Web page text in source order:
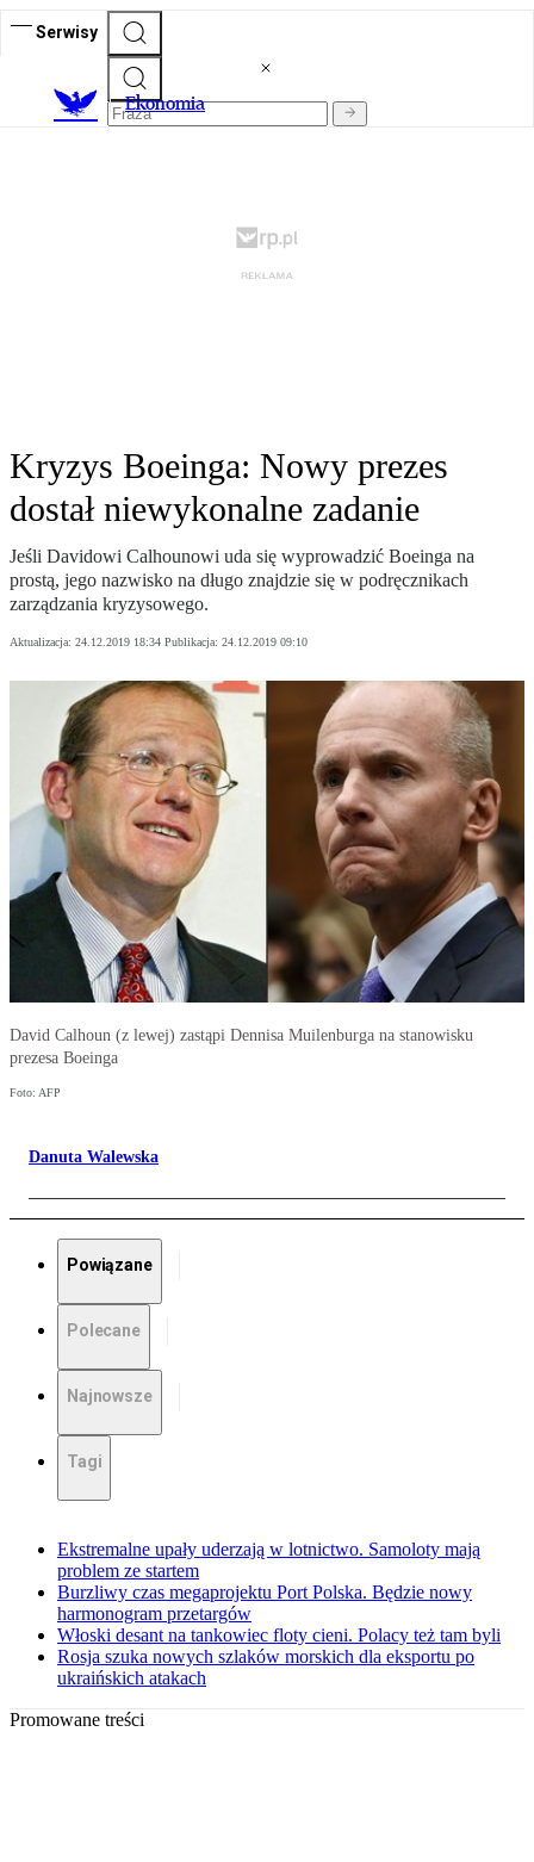
Serwisy
Ekonomia
Kryzys Boeinga: Nowy prezes
dostał niewykonalne zadanie
Jeśli Davidowi Calhounowi uda się wyprowadzić Boeinga na
prostą, jego nazwisko na długo znajdzie się w podręcznikach
zarządzania kryzysowego.
Aktualizacja: 24.12.2019 18:34 Publikacja: 24.12.2019 09:10
David Calhoun (z lewej) zastąpi Dennisa Muilenburga na stanowisku
prezesa Boeinga
Foto: AFP
Danuta Walewska
Powiązane
Polecane
Najnowsze
Tagi
Ekstremalne upały uderzają w lotnictwo. Samoloty mają
problem ze startem
Burzliwy czas megaprojektu Port Polska. Będzie nowy
harmonogram przetargów
Włoski desant na tankowiec floty cieni. Polacy też tam byli
Rosja szuka nowych szlaków morskich dla eksportu po
ukraińskich atakach
Promowane treści